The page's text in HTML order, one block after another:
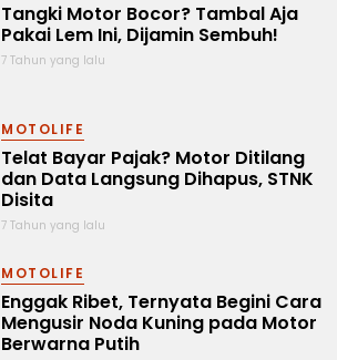
Tangki Motor Bocor? Tambal Aja
Pakai Lem Ini, Dijamin Sembuh!
7 Tahun yang lalu
MOTOLIFE
Telat Bayar Pajak? Motor Ditilang
dan Data Langsung Dihapus, STNK
Disita
7 Tahun yang lalu
MOTOLIFE
Enggak Ribet, Ternyata Begini Cara
Mengusir Noda Kuning pada Motor
Berwarna Putih